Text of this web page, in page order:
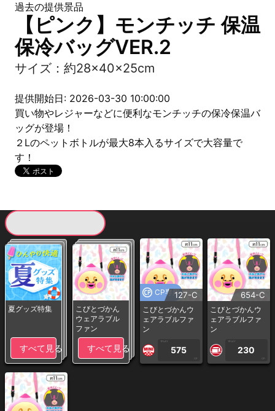
過去の提供景品
【ピンク】モンチッチ 保温
保冷バッグVER.2
サイズ：約28×40×25cm
提供開始日: 2026-03-30 10:00:00
買い物やレジャーなどに便利なモンチッチの保冷保温バ
ッグが登場！
２Lのペットボトルが最大8本入るサイズで大容量で
す！
夏グッズ特集
すべて見る
こびとづかん
ウェアラブル
ファン
すべて見る
CP専用127-C
こびとづかんウ
ェアラブルファ
ン
1PLAY
575
CP
654-C
こびとづかんウ
ェアラブルファ
ン
1PLAY
230
CP